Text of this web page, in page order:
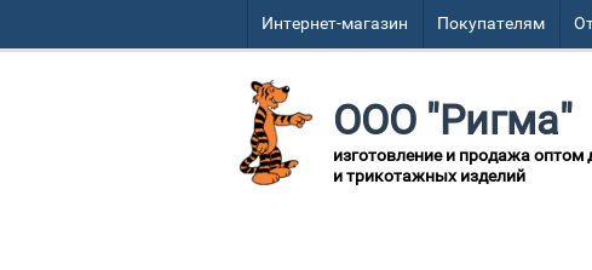
Интернет-магазин Покупателям
ООО "Ригма"
изготовление и продажа
и трикотажных изделий